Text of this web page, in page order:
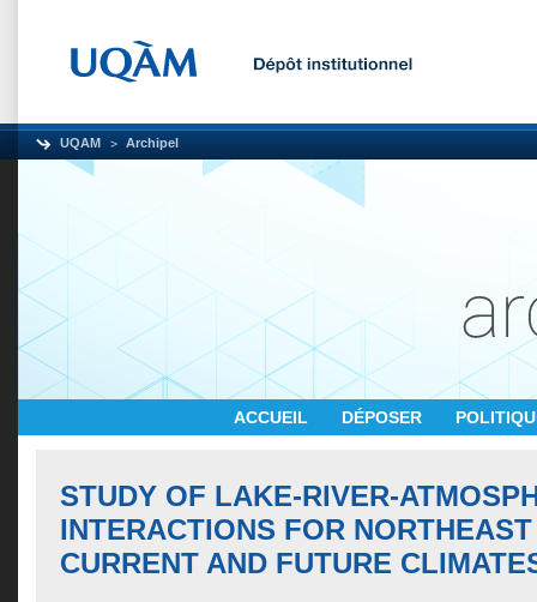
UQAM Archipel
ACCUEIL DÉPOSER
STUDY OF LAKE-RIVER-
INTERACTIONS FOR
CURRENT AND FUTURE